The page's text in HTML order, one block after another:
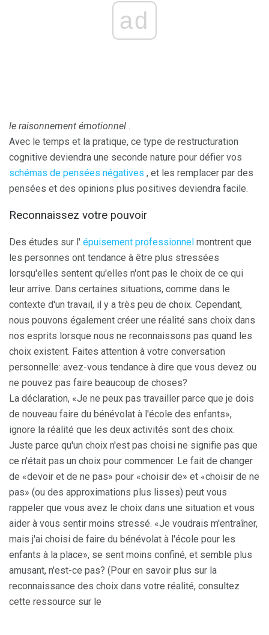
ad
le raisonnement émotionnel .
Avec le temps et la pratique, ce type de restructuration
cognitive deviendra une seconde nature pour défier vos
schémas de pensées négatives , et les remplacer par des
pensées et des opinions plus positives deviendra facile.
Reconnaissez votre pouvoir
Des études sur l' épuisement professionnel montrent que
les personnes ont tendance à être plus stressées
lorsqu'elles sentent qu'elles n'ont pas le choix de ce qui
leur arrive. Dans certaines situations, comme dans le
contexte d'un travail, il y a très peu de choix. Cependant,
nous pouvons également créer une réalité sans choix dans
nos esprits lorsque nous ne reconnaissons pas quand les
choix existent. Faites attention à votre conversation
personnelle: avez-vous tendance à dire que vous devez ou
ne pouvez pas faire beaucoup de choses?
La déclaration, «Je ne peux pas travailler parce que je dois
de nouveau faire du bénévolat à l'école des enfants»,
ignore la réalité que les deux activités sont des choix.
Juste parce qu'un choix n'est pas choisi ne signifie pas que
ce n'était pas un choix pour commencer. Le fait de changer
de «devoir et de ne pas» pour «choisir de» et «choisir de ne
pas» (ou des approximations plus lisses) peut vous
rappeler que vous avez le choix dans une situation et vous
aider à vous sentir moins stressé. «Je voudrais m'entraîner,
mais j'ai choisi de faire du bénévolat à l'école pour les
enfants à la place», se sent moins confiné, et semble plus
amusant, n'est-ce pas? (Pour en savoir plus sur la
reconnaissance des choix dans votre réalité, consultez
cette ressource sur le